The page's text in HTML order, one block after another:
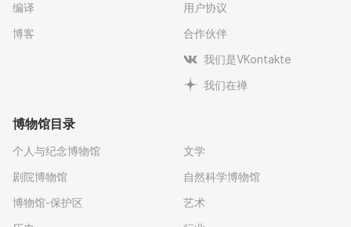
编译
博客
用户协议
合作伙伴
我们是VKontakte
我们在禅
博物馆目录
个人与纪念博物馆
剧院博物馆
博物馆-保护区
文学
自然科学博物馆
艺术